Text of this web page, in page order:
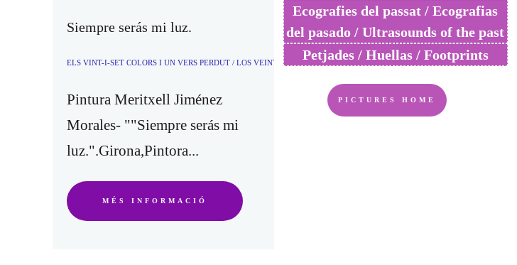
Siempre serás mi luz.
ELS VINT-I-SET COLORS I UN VERS PERDUT / LOS VEINTISIETE COLORES Y UN VERSO PERDIDO /THE TWENTY-SEVEN
Pintura Meritxell Jiménez
Morales- ""Siempre serás mi
luz.".Girona,Pintora...
MÉS INFORMACIÓ
SEVEN COLOURS AND A MISSING VERSE
Ecografies del passat / Ecografias
del pasado / Ultrasounds of the past
Petjades / Huellas / Footprints
PICTURES HOME